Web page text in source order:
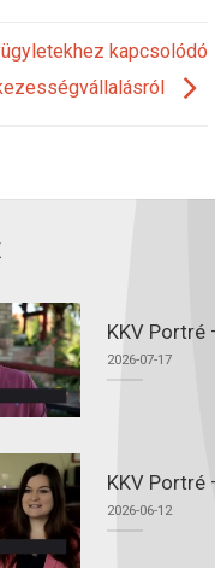
kapcsolódó
KKV Portré
2026-07-17
KKV Portré
2026-06-12